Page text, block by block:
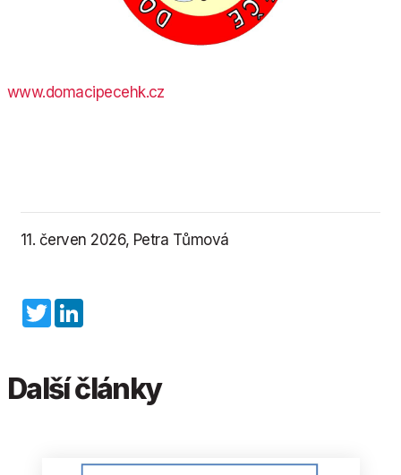
www.domacipecehk.cz
11. červen 2026, Petra Tůmová
Twitter
Další články